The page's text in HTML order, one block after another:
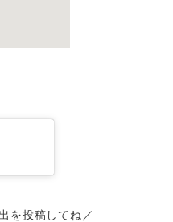
を投稿してね／